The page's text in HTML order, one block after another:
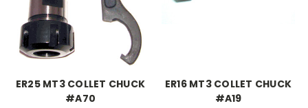
ER25 MT3 COLLET CHUCK
#A70
ER16 MT3 COLLET CHUCK
#A19